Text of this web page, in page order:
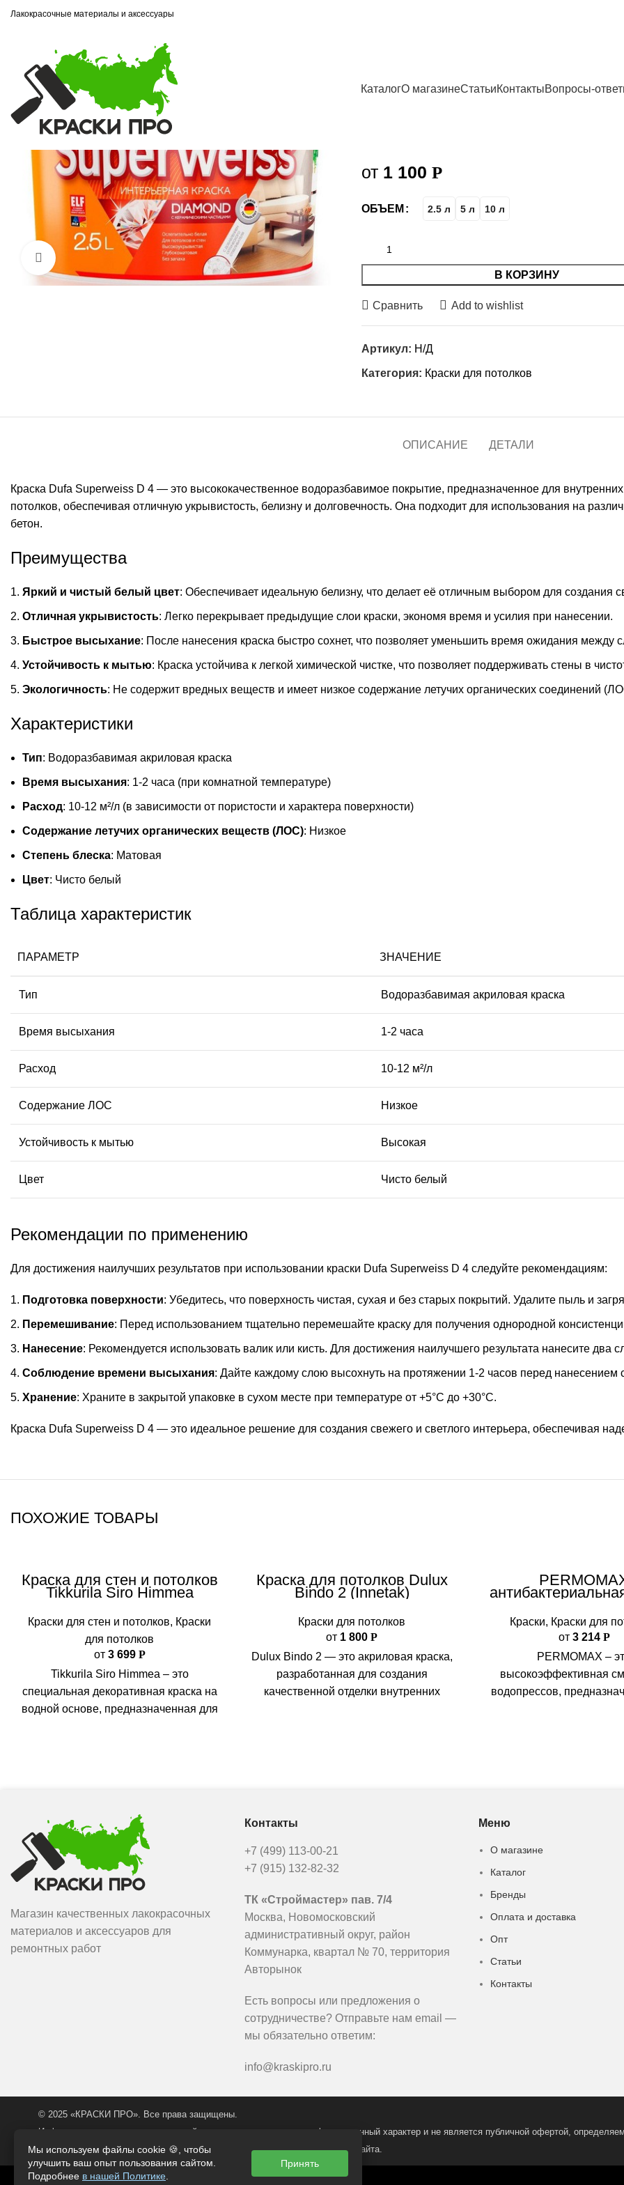
Лакокрасочные материалы и аксессуары
КаталогО магазинеСтатьиКонтактыВопросы-
от 1 100 Р
ОБЪЕМ 2.5 л 5 л 10 л
В КОРЗИНУ
Сравнить Add to wishlist
Артикул: Н/Д
Категория: Краски для потолков
ОПИСАНИЕ ДЕТАЛИ
Краска Dufa Superweiss D 4 — это высококачественное водоразбавимое покрытие, предназначенное для
потолков, обеспечивая отличную укрывистость, белизну и долговечность. Она подходит для использования на
бетон.
Преимущества
Яркий и чистый белый цвет: Обеспечивает идеальную белизну, что делает её отличным выбором для создания
Отличная укрывистость: Легко перекрывает предыдущие слои краски, экономя время и усилия при нанесении.
Быстрое высыхание: После нанесения краска быстро сохнет, что позволяет уменьшить время ожидания между
Устойчивость к мытью: Краска устойчива к легкой химической чистке, что позволяет поддерживать стены в
Экологичность: Не содержит вредных веществ и имеет низкое содержание летучих органических соединений
Характеристики
Тип: Водоразбавимая акриловая краска
Время высыхания: 1-2 часа (при комнатной температуре)
Расход: 10-12 м²/л (в зависимости от пористости и характера поверхности)
Содержание летучих органических веществ (ЛОС): Низкое
Степень блеска: Матовая
Цвет: Чисто белый
Таблица характеристик
ПАРАМЕТР ЗНАЧЕНИЕ
Тип Водоразбавимая акриловая краска
Время высыхания 1-2 часа
Расход 10-12 м²/л
Содержание ЛОС Низкое
Устойчивость к мытью Высокая
Цвет Чисто белый
Рекомендации по применению
Для достижения наилучших результатов при использовании краски Dufa Superweiss D 4 следуйте рекомендациям:
Подготовка поверхности: Убедитесь, что поверхность чистая, сухая и без старых покрытий. Удалите пыль и
Перемешивание: Перед использованием тщательно перемешайте краску для получения однородной
Нанесение: Рекомендуется использовать валик или кисть. Для достижения наилучшего результата нанесите два
Соблюдение времени высыхания: Дайте каждому слою высохнуть на протяжении 1-2 часов перед нанесением
Хранение: Храните в закрытой упаковке в сухом месте при температуре от +5°C до +30°C.
Краска Dufa Superweiss D 4 — это идеальное решение для создания свежего и светлого интерьера, обеспечивая
ПОХОЖИЕ ТОВАРЫ
Краска для стен и потолков
Tikkurila Siro Himmea
Краски для стен и потолков, Краски
для потолков
от 3 699 Р
Tikkurila Siro Himmea – это
специальная декоративная краска на
водной основе, предназначенная для
Краска для потолков Dulux
Bindo 2 (Innetak)
Краски для потолков
от 1 800Р
Dulux Bindo 2 — это акриловая краска,
разработанная для создания
качественной отделки внутренних
для потолка
Краски, Краски для
от 3 214 Р
PERMOMAX –
высокоэффективная
водопрессов,
Магазин качественных лакокрасочных
материалов и аксессуаров для
ремонтных работ
Контакты
+7 (499) 113-00-21
+7 (915) 132-82-32
ТК «Строймастер» пав. 7/4
Москва, Новомосковский
административный округ, район
Коммунарка, квартал № 70, территория
Авторынок
Есть вопросы или предложения о
сотрудничестве? Отправьте нам email —
мы обязательно ответим:
info@kraskipro.ru
Меню
О магазине
Каталог
Бренды
Оплата и доставка
Опт
Статьи
Контакты
© 2025 «КРАСКИ ПРО». Все права защищены.
Информация, представленная на сайте, носит исключительно информационный характер и не является публичной офертой,
Копирование информации разрешается только с согласия администрации сайта.
Мы используем файлы cookie 🍪, чтобы
улучшить ваш опыт пользования сайтом.
Подробнее в нашей Политике
Принять